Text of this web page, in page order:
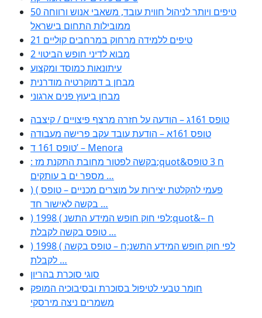
50 טיפים ויותר לניהול חווית עובד, משאבי אנוש ורווחה
ממובילות התחום בישראל
21 טיפים ללמידה מרחוק במרחבים קוליים
מבוא לדיני חופש הביטוי 2
עיתונאות כמוסד ומקצוע
מבחן ב דמוקרטיה מודרנית
מבחן ביעוץ פנים ארגוני
טופס 161ג – הודעה על חזרה מרצף פיצויים / קיצבה
טופס 161א – הודעת עובד עקב פרישה מעבודה
טופס 161 ד’ – Menora
: בקשה לפטור מחובת התקנת מז;quot&ח 3 טופס
מספר ים ב עותקים …
) ( פעמי להקלטת יצירות על מוצרים מכניים – טופס
בקשה לאישור חד …
) 1998 ( לפי חוק חופש המידע התשנ;quot&ח –
טופס בקשה לקבלת …
) 1998 ( לפי חוק חופש המידע התשנ;ח – טופס בקשה
לקבלת …
סוגי סוכרת בהריון
חומר טבעי לטיפול בסוכרת ובסיבוכיה המופק
משמרים ניצה מירסקי